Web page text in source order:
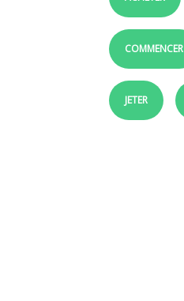
COMMENCER
JETER